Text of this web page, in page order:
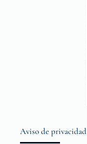
Aviso de privacidad